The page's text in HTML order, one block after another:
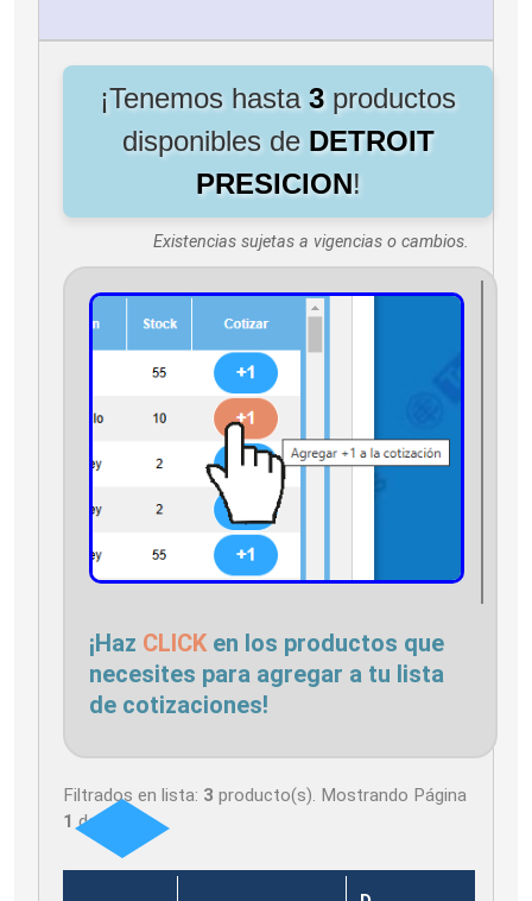
¡Tenemos hasta 3productos
disponibles de DETROIT
PRESICION!
Existencias sujetas a vigencias o cambios.
¡Haz CLICK en los productos que
necesites para agregar a tu lista
de cotizaciones!
Filtrados en lista: 3 producto(s). Mostrando Página
1 de